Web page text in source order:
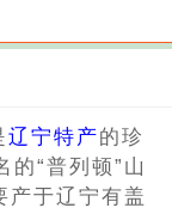
辽宁特产的珍
“普列顿”山
产于辽宁有盖